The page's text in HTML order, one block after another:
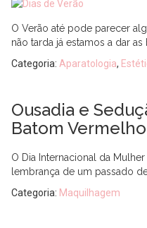
O Verão até pode parecer
não tarda já estamos a dar as
Categoria: Aparatologia,
Ousadia e
Batom Vermelho
O Dia Internacional da
lembrança de um passado
Categoria: Maquilhagem